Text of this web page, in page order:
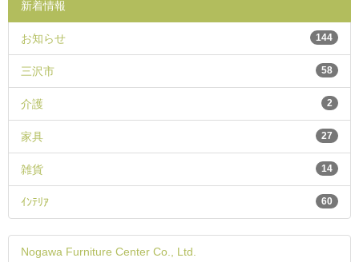
新着情報
144
お知らせ
58
三沢市
2
介護
27
家具
14
雑貨
60
ｲﾝﾃﾘｱ
Nogawa Furniture Center Co., Ltd.